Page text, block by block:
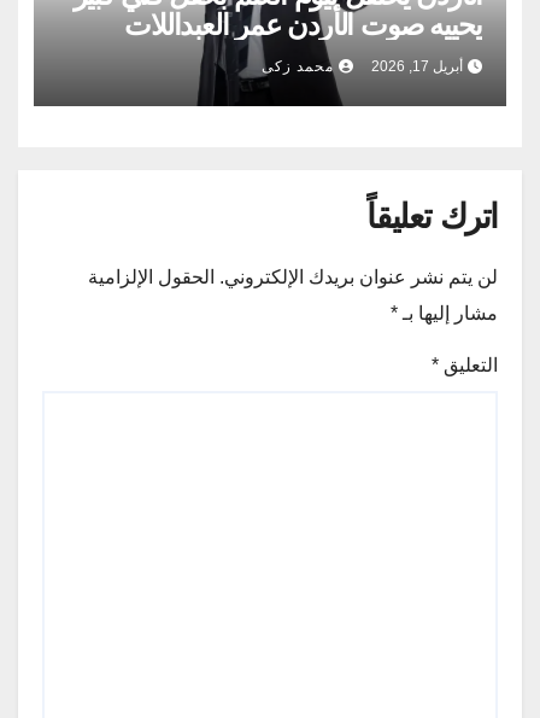
يحييه صوت الأردن عمر العبداللات
أبريل 17, 2026 محمد زكى
اترك تعليقاً
لن يتم نشر عنوان بريدك الإلكتروني. الحقول الإلزامية
مشار إليها بـ *
التعليق *